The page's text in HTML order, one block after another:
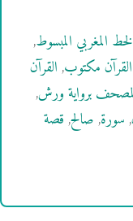
المغربي المبسوط,
القرآن مكتوب,القرآن
برواية ورش,
,سورة,صالح,قصة